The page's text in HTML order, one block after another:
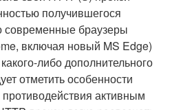
получившегося
современные браузеры
включая новый MS Edge)
либо дополнительного
отметить особенности
активным